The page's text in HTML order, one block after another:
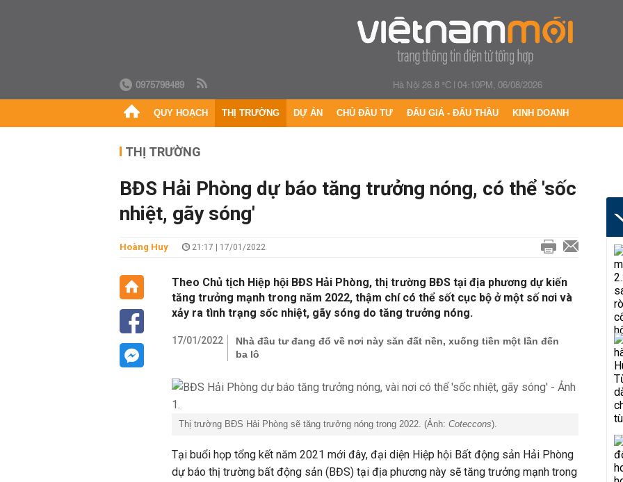
0975798489 Hà Nội 26.8 °C|04:10PM, 06/08/2026
QUY HOẠCH THỊ TRƯỜNG DỰ ÁN CHỦ ĐẦU TƯ ĐẤU GIÁ - ĐẤU THẦU KINH DOANH
THỊ TRƯỜNG
BĐS Hải Phòng dự báo tăng trưởng nóng, có thể 'sốc
nhiệt, gãy sóng'
Hoàng Huy 21:17 | 17/01/2022
Theo Chủ tịch Hiệp hội BĐS Hải Phòng, thị trường BĐS tại địa phương dự kiến
tăng trưởng mạnh trong năm 2022, thậm chí có thể sốt cục bộ ở một số nơi và
xảy ra tình trạng sốc nhiệt, gãy sóng do tăng trưởng nóng.
17/01/2022
Nhà đầu tư đang đổ về nơi này săn đất nền, xuống tiền một lần đến
ba lô
Thị trường BĐS Hải Phòng sẽ tăng trưởng nóng trong 2022. (Ảnh: Coteccons).
Tại buổi họp tổng kết năm 2021 mới đây, đại diện Hiệp hội Bất động sản Hải Phòng
dự báo thị trường bất động sản (BĐS) tại địa phương này sẽ tăng trưởng mạnh trong